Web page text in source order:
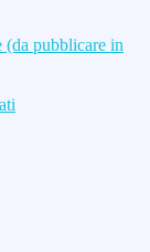
(da pubblicare in